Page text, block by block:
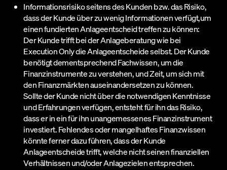
Informationsrisiko seitens des Kunden bzw. das Risiko,
dass der Kunde über zu wenig Informationen verfügt,um
einen fundierten Anlageentscheid treffen zu können:
Der Kunde trifft bei der Anlageberatung wie bei
Execution Only die Anlageentscheide selbst. Der Kunde
benötigt dementsprechend Fachwissen, um die
Finanzinstrumente zu verstehen, und Zeit, um sich mit
den Finanzmärkten auseinandersetzen zu können.
Sollte der Kunde nicht über die notwendigen Kenntnisse
und Erfahrungen verfügen, entsteht für ihn das Risiko,
dass er in ein für ihn unangemessenes Finanzinstrument
investiert. Fehlendes oder mangelhaftes Finanzwissen
könnte ferner dazu führen, dass der Kunde
Anlageentscheide trifft, welche nicht seinen finanziellen
Verhältnissen und/oder Anlagezielen entsprechen.